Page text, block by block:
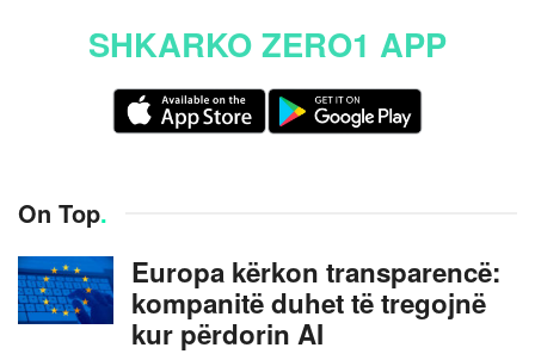
SHKARKO ZERO1 APP
On Top.
Europa kërkon transparencë:
kompanitë duhet të tregojnë
kur përdorin AI